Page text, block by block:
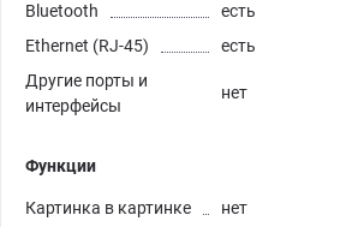
Bluetooth
есть
Ethernet (RJ-45)
есть
Другие порты и
интерфейсы
нет
Функции
Картинка в картинке нет